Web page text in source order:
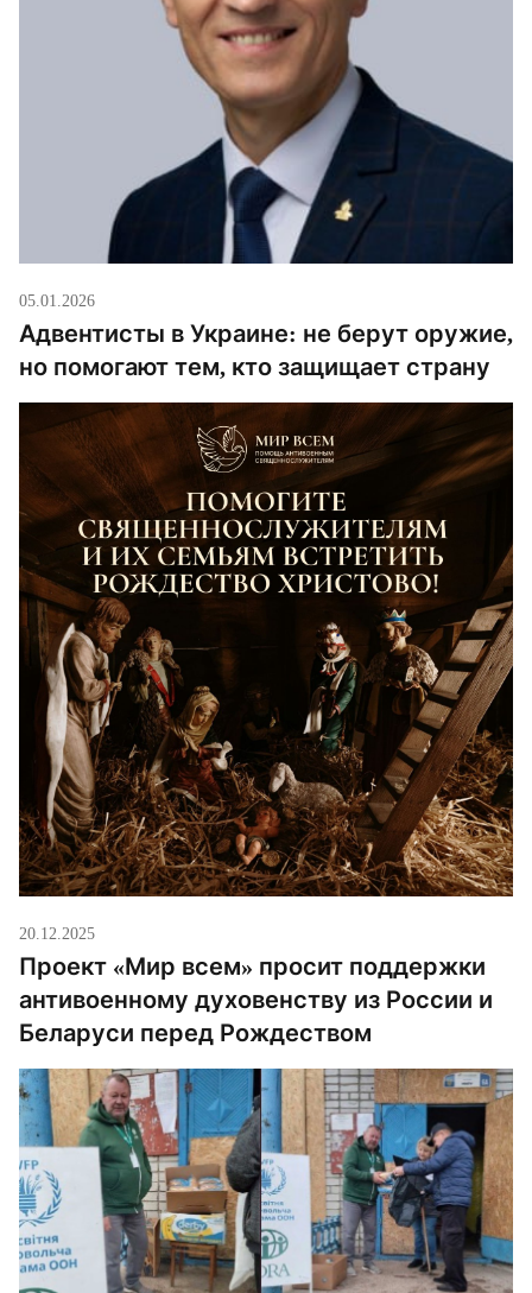
05.01.2026
Адвентисты в Украине: не берут оружие,
но помогают тем, кто защищает страну
20.12.2025
Проект «Мир всем» просит поддержки
антивоенному духовенству из России и
Беларуси перед Рождеством